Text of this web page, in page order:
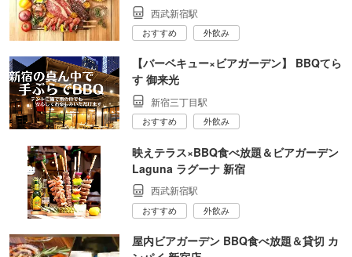
西武新宿駅
おすすめ 外飲み
【バーベキュー×ビアガーデン】 BBQてら
す 御来光
新宿三丁目駅
おすすめ 外飲み
映えテラス×BBQ食べ放題＆ビアガーデン
Laguna ラグーナ 新宿
西武新宿駅
おすすめ 外飲み
屋内ビアガーデン BBQ食べ放題＆貸切 カ